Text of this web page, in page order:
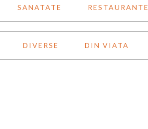
SANATATE RESTAURANTE
DIVERSE DIN VIATA